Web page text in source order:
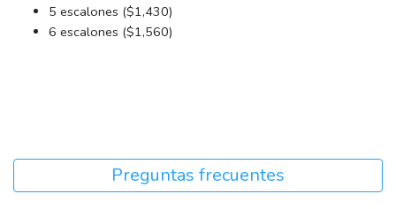
5 escalones ($1,430)
6 escalones ($1,560)
Preguntas frecuentes